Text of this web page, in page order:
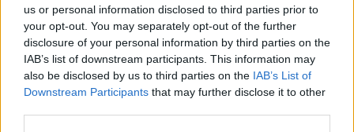
us or personal information disclosed to third parties prior to
your opt-out. You may separately opt-out of the further
disclosure of your personal information by third parties on the
IAB’s list of downstream participants. This information may
also be disclosed by us to third parties on the IAB’s List of
Downstream Participants that may further disclose it to other
Ska-P